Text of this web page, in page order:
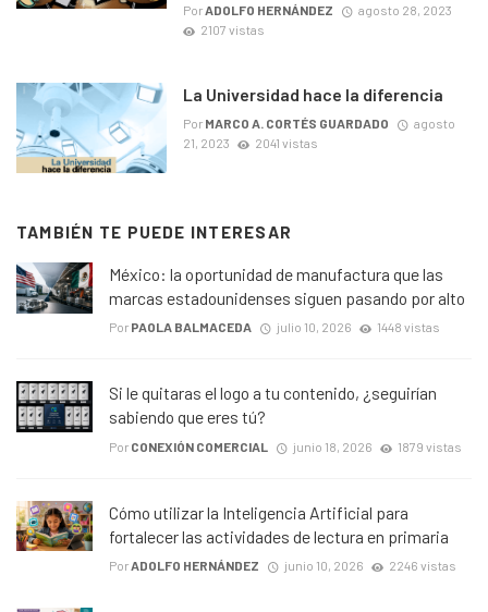
PorADOLFO HERNÁNDEZ
agosto 28, 2023
2107 vistas
La Universidad hace la diferencia
Por MARCO A. CORTÉS GUARDADO
agosto
21, 2023
2041 vistas
TAMBIÉN TE PUEDE INTERESAR
México: la oportunidad de manufactura que las
marcas estadounidenses siguen pasando por alto
Por PAOLA BALMACEDA julio 10, 2026 1448 vistas
Si le quitaras el logo a tu contenido, ¿seguirían
sabiendo que eres tú?
Por CONEXIÓN COMERCIAL junio 18, 2026 1879 vistas
Cómo utilizar la Inteligencia Artificial para
fortalecer las actividades de lectura en primaria
PorADOLFO HERNÁNDEZ junio 10, 2026 2246 vistas